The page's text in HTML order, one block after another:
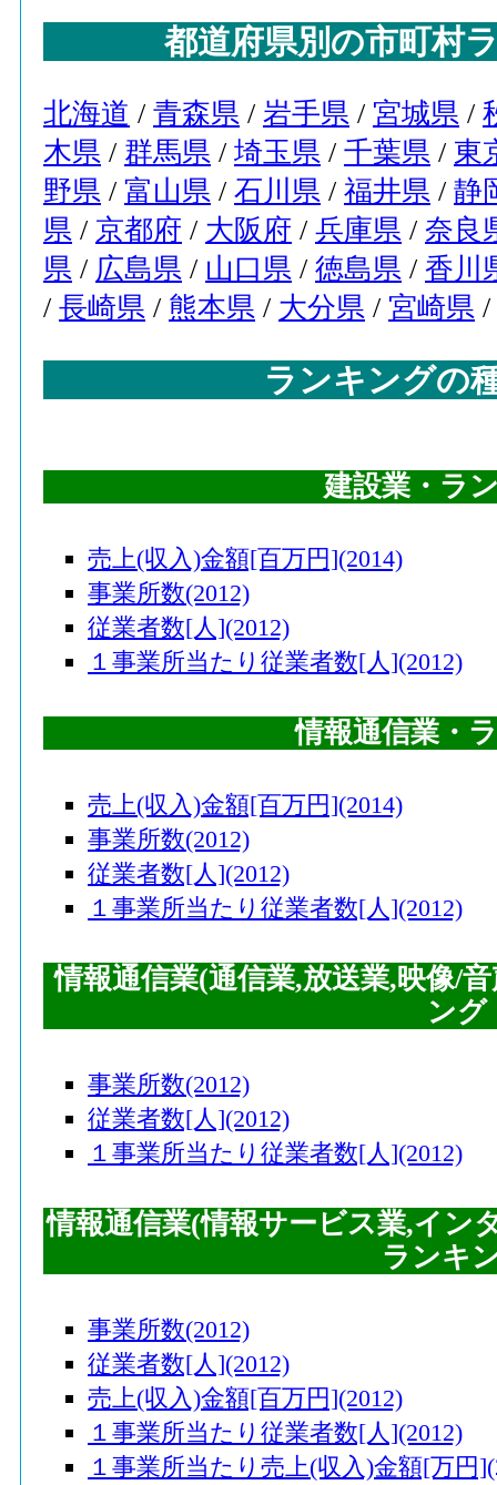
都道府県別の市町村
北海道 / 青森県 / 岩手県 / 宮城県 /
木県 / 群馬県 / 埼玉県 / 千葉県 / 東
野県 / 富山県 / 石川県 / 福井県 / 静
県 / 京都府 / 大阪府 / 兵庫県 / 奈良
県 / 広島県 / 山口県 / 徳島県 / 香川
/ 長崎県 / 熊本県 / 大分県 / 宮崎県 /
ランキングの
建設業・ラ
売上(収入)金額[百万円](2014)
事業所数(2012)
従業者数[人](2012)
１事業所当たり従業者数[人](2012)
情報通信業・
売上(収入)金額[百万円](2014)
事業所数(2012)
従業者数[人](2012)
１事業所当たり従業者数[人](2012)
情報通信業(通信業,放送業,映像/
ング
事業所数(2012)
従業者数[人](2012)
１事業所当たり従業者数[人](2012)
情報通信業(情報サービス業,イン
ランキ
事業所数(2012)
従業者数[人](2012)
売上(収入)金額[百万円](2012)
１事業所当たり従業者数[人](2012)
１事業所当たり売上(収入)金額[万円